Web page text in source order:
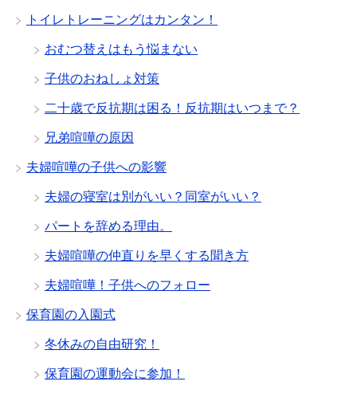
トイレトレーニングはカンタン！
おむつ替えはもう悩まない
子供のおねしょ対策
二十歳で反抗期は困る！反抗期はいつまで？
兄弟喧嘩の原因
夫婦喧嘩の子供への影響
夫婦の寝室は別がいい？同室がいい？
パートを辞める理由。
夫婦喧嘩の仲直りを早くする聞き方
夫婦喧嘩！子供へのフォロー
保育園の入園式
冬休みの自由研究！
保育園の運動会に参加！